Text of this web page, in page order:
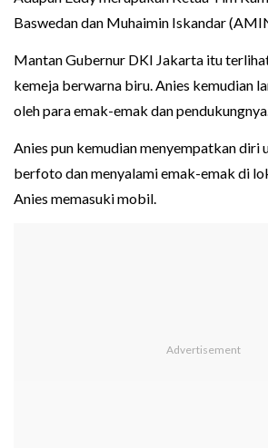
Baswedan dan Muhaimin Iskandar
Mantan Gubernur DKI Jakarta itu
kemeja berwarna biru. Anies kemudian
oleh para emak-emak dan pendukungnya.
Anies pun kemudian menyempatkan diri
berfoto dan menyalami emak-emak di
Anies memasuki mobil.